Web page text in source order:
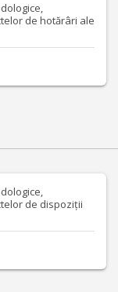
de hotărâri ale
de dispoziții